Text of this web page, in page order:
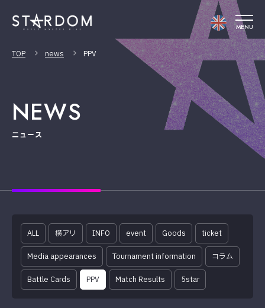
MENU
TOP news PPV
NEWS
ニュース
ALL 横アリ INFO event Goods ticket
Media appearances Tournament information コラム
Battle Cards PPV Match Results 5star